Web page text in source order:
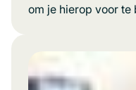
om je hierop voor te